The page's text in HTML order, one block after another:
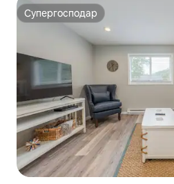
Супергосподар
Супергосподар